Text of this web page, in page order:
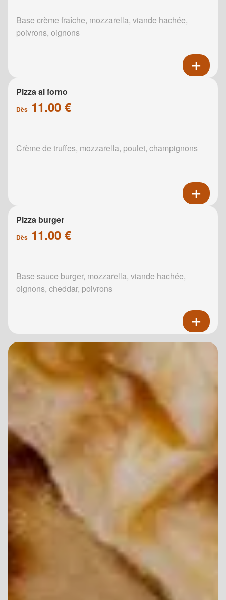
Base crème fraîche, mozzarella, viande hachée,
poivrons, oignons
Pizza al forno
Dès 11.00 €
Crème de truffes, mozzarella, poulet, champignons
Pizza burger
Dès 11.00 €
Base sauce burger, mozzarella, viande hachée,
oignons, cheddar, poivrons